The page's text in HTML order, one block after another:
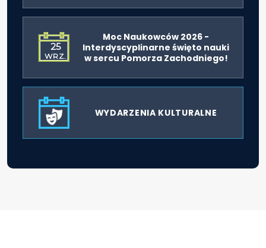
25
WRZ.
Moc Naukowców 2026 -
Interdyscyplinarne święto nauki
w sercu Pomorza Zachodniego!
WYDARZENIA KULTURALNE